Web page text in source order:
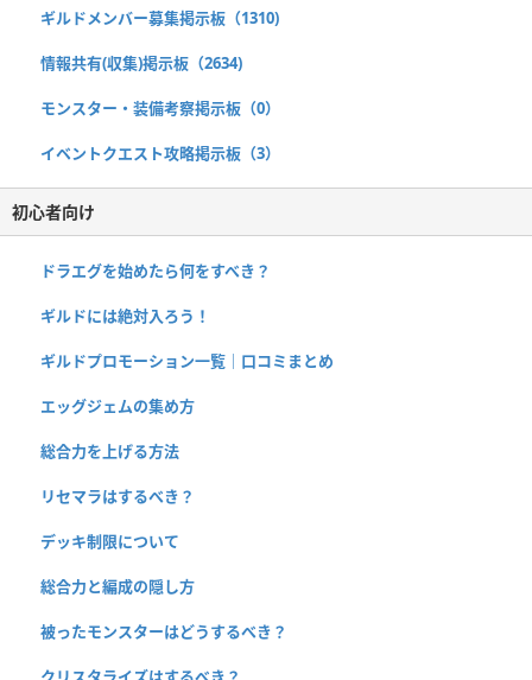
ギルドメンバー募集掲示板（1310)
情報共有(収集)掲示板（2634)
モンスター・装備考察掲示板（0）
イベントクエスト攻略掲示板（3）
初心者向け
ドラエグを始めたら何をすべき？
ギルドには絶対入ろう！
ギルドプロモーション一覧｜口コミまとめ
エッグジェムの集め方
総合力を上げる方法
リセマラはするべき？
デッキ制限について
総合力と編成の隠し方
被ったモンスターはどうするべき？